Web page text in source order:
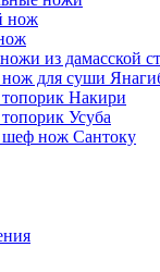
нож
из дамасской
для суши
Накири
Усуба
нож Сантоку